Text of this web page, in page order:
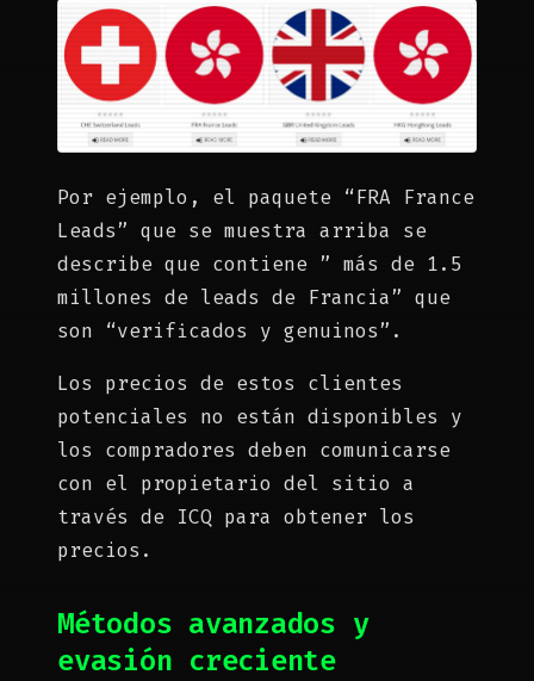
Por ejemplo, el paquete “FRA France
Leads” que se muestra arriba se
describe que contiene ” más de 1.5
millones de leads de Francia” que
son “verificados y genuinos”.
Los precios de estos clientes
potenciales no están disponibles y
los compradores deben comunicarse
con el propietario del sitio a
través de ICQ para obtener los
precios.
Métodos avanzados y
evasión creciente